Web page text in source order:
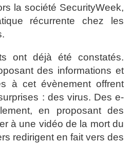
la société SecurityWeek,
récurrente chez les
ont déjà été constatés.
des informations et
à cet évènement offrent
: des virus. Des e-
en proposant des
à une vidéo de la mort du
redirigent en fait vers des